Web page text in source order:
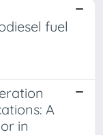
fuel
A
in